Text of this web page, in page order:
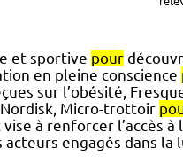
et sportive pour
en pleine conscience
sur l’obésité,
Micro-trottoir
à renforcer l’accès
engagés dans la